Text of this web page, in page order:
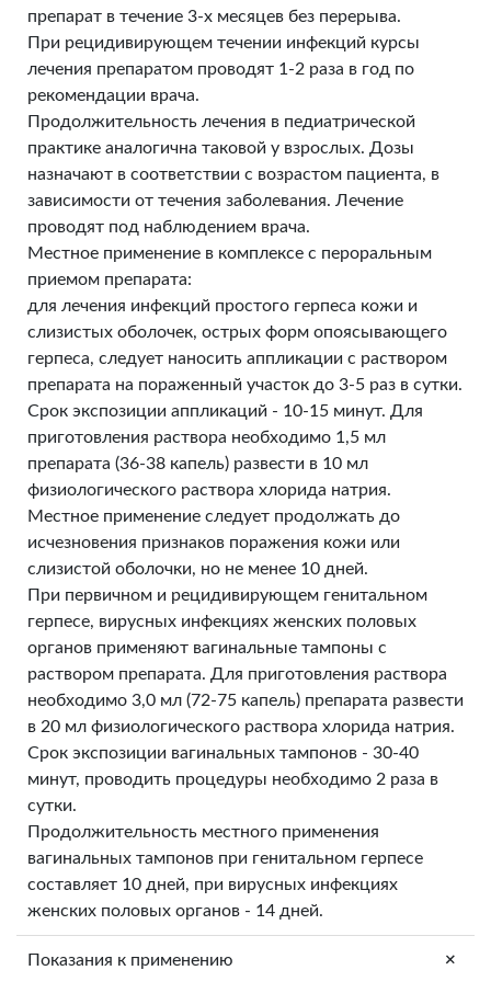
препарат в течение 3-х месяцев без перерыва.
При рецидивирующем течении инфекций курсы
лечения препаратом проводят 1-2 раза в год по
рекомендации врача.
Продолжительность лечения в педиатрической
практике аналогична таковой у взрослых. Дозы
назначают в соответствии с возрастом пациента, в
зависимости от течения заболевания. Лечение
проводят под наблюдением врача.
Местное применение в комплексе с пероральным
приемом препарата:
для лечения инфекций простого герпеса кожи и
слизистых оболочек, острых форм опоясывающего
герпеса, следует наносить аппликации с раствором
препарата на пораженный участок до 3-5 раз в сутки.
Срок экспозиции аппликаций - 10-15 минут. Для
приготовления раствора необходимо 1,5 мл
препарата (36-38 капель) развести в 10 мл
физиологического раствора хлорида натрия.
Местное применение следует продолжать до
исчезновения признаков поражения кожи или
слизистой оболочки, но не менее 10 дней.
При первичном и рецидивирующем генитальном
герпесе, вирусных инфекциях женских половых
органов применяют вагинальные тампоны с
раствором препарата. Для приготовления раствора
необходимо 3,0 мл (72-75 капель) препарата развести
в 20 мл физиологического раствора хлорида натрия.
Срок экспозиции вагинальных тампонов - 30-40
минут, проводить процедуры необходимо 2 раза в
сутки.
Продолжительность местного применения
вагинальных тампонов при генитальном герпесе
составляет 10 дней, при вирусных инфекциях
женских половых органов - 14 дней.
Показания к применению +